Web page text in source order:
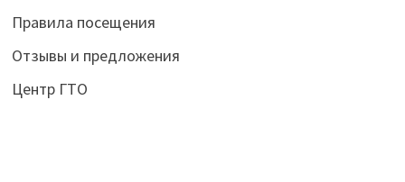
Правила посещения
Отзывы и предложения
Центр ГТО